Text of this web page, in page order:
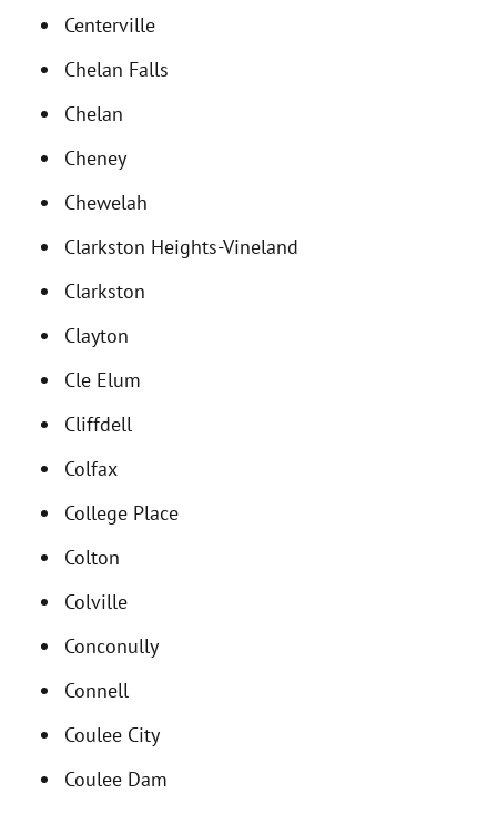
Centerville
Chelan Falls
Chelan
Cheney
Chewelah
Clarkston Heights-Vineland
Clarkston
Clayton
Cle Elum
Cliffdell
Colfax
College Place
Colton
Colville
Conconully
Connell
Coulee City
Coulee Dam